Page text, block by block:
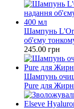
Шампунь
об'єму
245.00 грн
Шампунь
Pure для